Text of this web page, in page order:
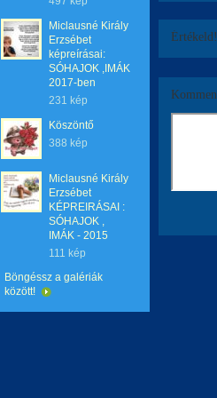
Miclausné Király
Erzsébet
képreírásai:
SÓHAJOK ,IMÁK
2017-ben
231 kép
Köszöntő
388 kép
Miclausné Király
Erzsébet
KÉPREIRÁSAI :
SÓHAJOK ,
IMÁK - 2015
111 kép
Böngéssz a galériák
között!
Értékeld!